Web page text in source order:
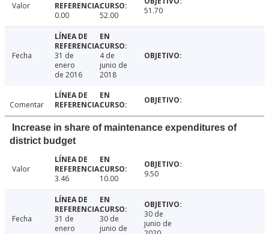
Valor
0.00
52.00 51.70
Fecha
31 de
enero
de 2016
4 de
junio de
2018
Comentar
Increase in share of maintenance expenditures of
district budget
Valor
3.46
10.00 9.50
Fecha
31 de
enero
30 de
junio de
30 de
junio de